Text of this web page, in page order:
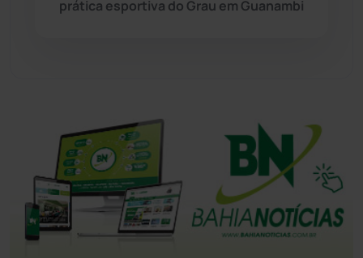
prática esportiva do Grau em Guanambi